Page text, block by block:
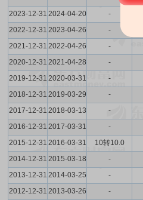
2023-12-31 2024-04-20 -
2022-12-31 2023-04-26 -
2021-12-31 2022-04-26 -
2020-12-31 2021-04-28 -
2019-12-31 2020-03-31 -
2018-12-31 2019-03-29 -
2017-12-31 2018-03-13 -
2016-12-31 2017-03-31 -
2015-12-31 2016-03-31 10转10.0
2014-12-31 2015-03-18 -
2013-12-31 2014-03-25 -
2012-12-31 2013-03-26 -